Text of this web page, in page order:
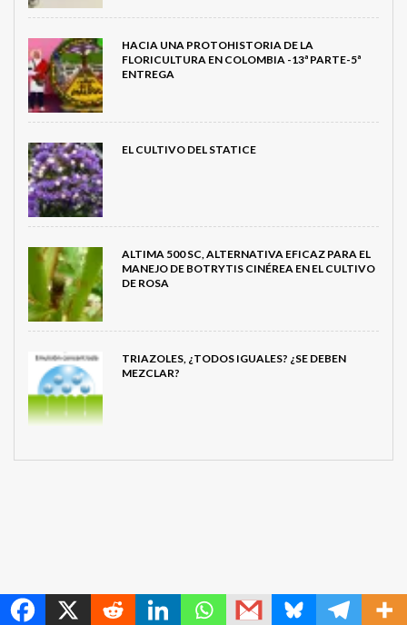
HACIA UNA PROTOHISTORIA DE LA
FLORICULTURA EN COLOMBIA -13ª PARTE-5ª
ENTREGA
EL CULTIVO DEL STATICE
ALTIMA 500 SC, ALTERNATIVA EFICAZ PARA EL
MANEJO DE BOTRYTIS CINÉREA EN EL CULTIVO
DE ROSA
TRIAZOLES, ¿TODOS IGUALES? ¿SE DEBEN
MEZCLAR?